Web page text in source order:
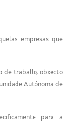
empresas que
de traballo, obxecto
Autónoma de
para a